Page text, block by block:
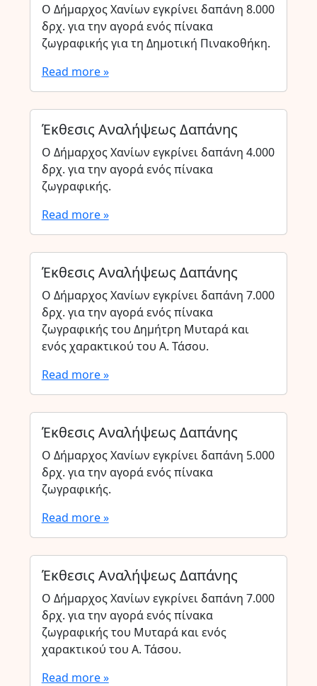
Ο Δήμαρχος Χανίων εγκρίνει δαπάνη 8.000
δρχ. για την αγορά ενός πίνακα
ζωγραφικής για τη Δημοτική Πινακοθήκη.
Read more »
Έκθεσις Αναλήψεως Δαπάνης
Ο Δήμαρχος Χανίων εγκρίνει δαπάνη 4.000
δρχ. για την αγορά ενός πίνακα
ζωγραφικής.
Read more »
Έκθεσις Αναλήψεως Δαπάνης
Ο Δήμαρχος Χανίων εγκρίνει δαπάνη 7.000
δρχ. για την αγορά ενός πίνακα
ζωγραφικής του Δημήτρη Μυταρά και
ενός χαρακτικού του Α. Τάσου.
Read more »
Έκθεσις Αναλήψεως Δαπάνης
Ο Δήμαρχος Χανίων εγκρίνει δαπάνη 5.000
δρχ. για την αγορά ενός πίνακα
ζωγραφικής.
Read more »
Έκθεσις Αναλήψεως Δαπάνης
Ο Δήμαρχος Χανίων εγκρίνει δαπάνη 7.000
δρχ. για την αγορά ενός πίνακα
ζωγραφικής του Μυταρά και ενός
χαρακτικού του Α. Τάσου.
Read more »